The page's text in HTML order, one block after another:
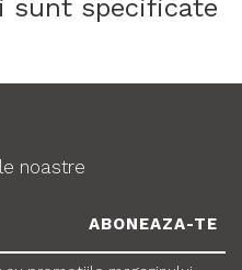
specificate
noastre